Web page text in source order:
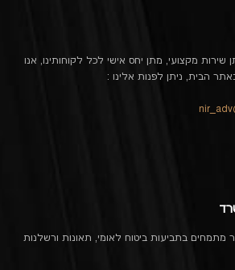
שירות מקצועי, מתן יחס אישי לכל לקוחותינו, אנו
הבית, ניתן לפנות אלינו :
מתמחים בתביעות ביטוח לאומי, תאונות ורשלנות